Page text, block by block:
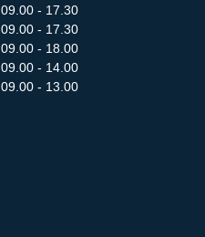
09.00 - 17.30
09.00 - 17.30
09.00 - 18.00
09.00 - 14.00
09.00 - 13.00